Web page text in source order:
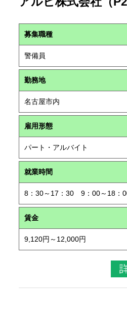
募集職種
警備員
勤務地
名古屋市内
雇用形態
パート・アルバイト
就業時間
8：30～17：30 9：00～18：
賃金
9,120円～12,000円